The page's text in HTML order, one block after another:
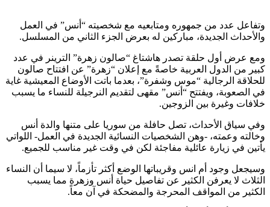
وتفاعل عدد من جمهوره ومتابعيه مع شخصيته “أنس” في العمل
والأحداث الجديدة، مباركين له بعرض الجزء الثاني من المسلسل.
ومع عرض أول حلقة تصدر هاشتاغ “صالون زهرة” الترينر في عدد
كبير من الدول العربية خاصةً مع إعلان “زهرة” عن افتتاح صالون
للحلاقة الرجالية “موس وشفرة”، بعدما باتت الأوضاع المعيشية غاية
في الصعوبة، ويفتتح “أنس” مقهى لتقديم النرجيلة للنساء ما يسبب
خلافات وغيرة بين الزوجين.
وفي سياق الأحداث، تصل حافلة من سوريا على متنها والدة أنس
وخالته وعمته، -وهن الشخصيات النسائية الجديدة في العمل- اللواتي
يأتين في زيارة عائلية مفاجئة لكن في وقت غير مناسب للجميع.
وسيجعل وجود أم انس وقريباتها الوضع أكثر تأزماً، لا سيما أن النساء
الثلاث لا يعرفن الكثير عن تفاصيل حياة أنس وزهرة مما يسبب
الكثير من المواقف المحرجة والمضحكة في آن معاً.